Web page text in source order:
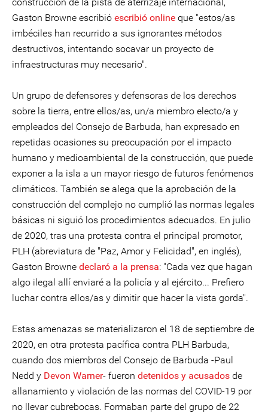
Gaston Browne escribió escribió online que "estos/as
imbéciles han recurrido a sus ignorantes métodos
destructivos, intentando socavar un proyecto de
infraestructuras muy necesario".
Un grupo de defensores y defensoras de los derechos
sobre la tierra, entre ellos/as, un/a miembro electo/a y
empleados del Consejo de Barbuda, han expresado en
repetidas ocasiones su preocupación por el impacto
humano y medioambiental de la construcción, que puede
exponer a la isla a un mayor riesgo de futuros fenómenos
climáticos. También se alega que la aprobación de la
construcción del complejo no cumplió las normas legales
básicas ni siguió los procedimientos adecuados. En julio
de 2020, tras una protesta contra el principal promotor,
PLH (abreviatura de "Paz, Amor y Felicidad", en inglés),
Gaston Browne declaró a la prensa: "Cada vez que hagan
algo ilegal allí enviaré a la policía y al ejército... Prefiero
luchar contra ellos/as y dimitir que hacer la vista gorda".
Estas amenazas se materializaron el 18 de septiembre de
2020, en otra protesta pacífica contra PLH Barbuda,
cuando dos miembros del Consejo de Barbuda -Paul
Nedd y Devon Warner- fueron detenidos y acusados de
allanamiento y violación de las normas del COVID-19 por
no llevar cubrebocas. Formaban parte del grupo de 22